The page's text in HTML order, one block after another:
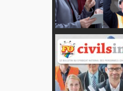
8 juillet 2026
Congé supplémentaire de naissance